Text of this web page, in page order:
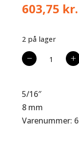
603,75 kr.
2 på lager
−
Blurton
Punch
antal
+
5/16″
8 mm
Varenummer: